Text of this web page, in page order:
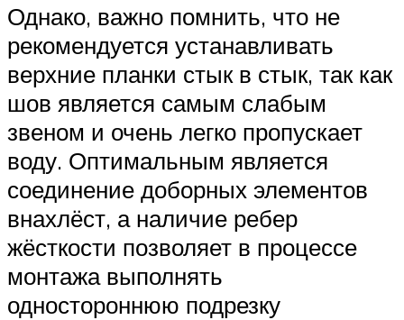
Однако, важно помнить, что не
рекомендуется устанавливать
верхние планки стык в стык, так как
шов является самым слабым
звеном и очень легко пропускает
воду. Оптимальным является
соединение доборных элементов
внахлёст, а наличие ребер
жёсткости позволяет в процессе
монтажа выполнять
одностороннюю подрезку